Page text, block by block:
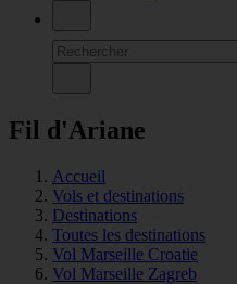
Fil d'Ariane
Accueil
Vols et destinations
Destinations
Toutes les destinations
Vol Marseille Croatie
Vol Marseille Zagreb